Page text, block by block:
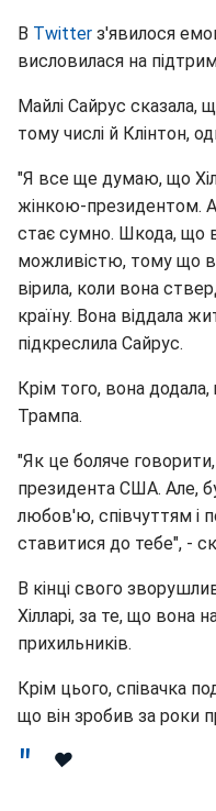
В Twitter з'явилося
висловилася на
Майлі Сайрус сказала,
тому числі й Клінтон,
"Я все ще думаю, що
жінкою-президентом.
стає сумно. Шкода, що
можливістю, тому що
вірила, коли вона
країну. Вона віддала
підкреслила Сайрус.
Крім того, вона
Трампа.
"Як це боляче
президента США. Але,
любов'ю, співчуттям і
ставитися до тебе", -
В кінці свого
Хілларі, за те, що вона
прихильників.
Крім цього, співачка
що він зробив за роки
❤️